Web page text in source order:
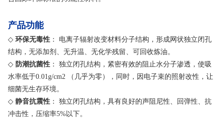
产品功能
◇ 环保无毒性 ： 电离子辐射改变材料分子结构，形成网状独立闭孔
结构，无添加剂、无升温、无化学残留、可回收炼油。
◇ 防潮抗菌性 ： 独立闭孔结构，紧密有效的阻止水分子渗透，使吸
水率低于0.01g/cm2 （几乎为零），同时，因电子束的照射改性，让
细菌无生存环境。
◇ 静音抗震性 ： 独立闭孔结构，具有良好的声阻尼性、回弹性、抗
冲击性，压缩率5%以下。